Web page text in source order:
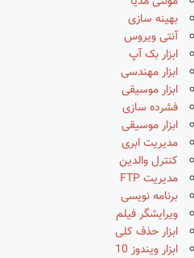
بهینه سازی
آنتی ویروس
ابزار بک آپ
ابزار مهندسی
ابزار موسیقی
فشرده سازی
ابزار موسیقی
مدیریت ابری
کنترل والدین
مدیریت FTP
برنامه نویسی
ویرایشگر فیلم
ابزار حذف کلی
ابزار ویندوز 10